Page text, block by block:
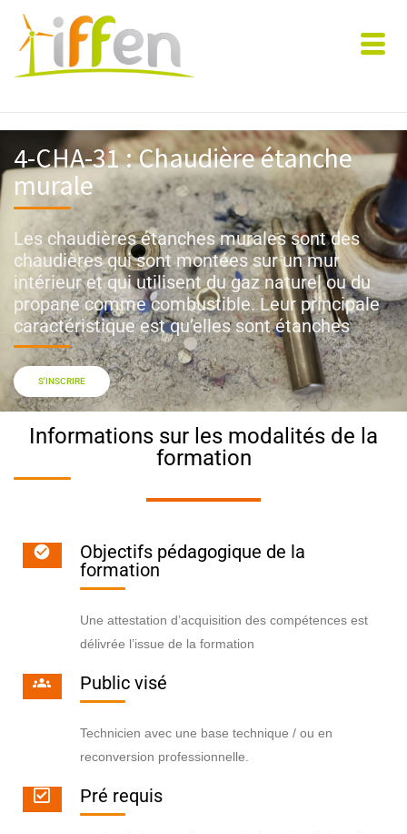
4-CHA-31 : Chaudière étanche
murale
Les chaudières étanches murales sont des
chaudières qui sont montées sur un mur
intérieur et qui utilisent du gaz naturel ou du
propane comme combustible. Leur principale
caractéristique est qu’elles sont étanches
S'INSCRIRE
Informations sur les modalités de la
formation
Objectifs pédagogique de la
formation
Une attestation d’acquisition des compétences est
délivrée l’issue de la formation
Public visé
Technicien avec une base technique / ou en
reconversion professionnelle.
Pré requis